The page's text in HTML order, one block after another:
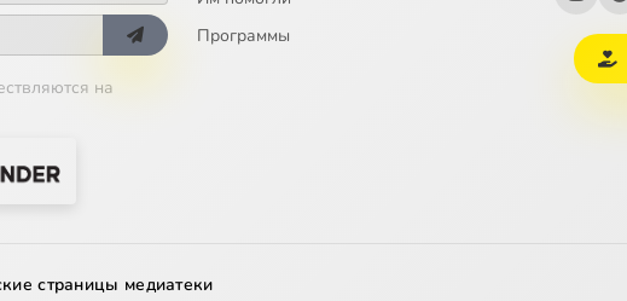
на
Программы
страницы медиатеки